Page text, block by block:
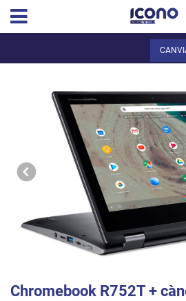
CA
Inici
Chromebook R752T +